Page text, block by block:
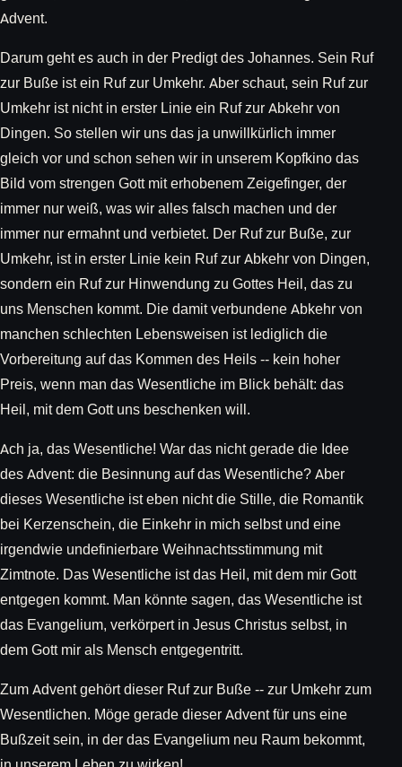
Advent.
Darum geht es auch in der Predigt des Johannes. Sein Ruf
zur Buße ist ein Ruf zur Umkehr. Aber schaut, sein Ruf zur
Umkehr ist nicht in erster Linie ein Ruf zur Abkehr von
Dingen. So stellen wir uns das ja unwillkürlich immer
gleich vor und schon sehen wir in unserem Kopfkino das
Bild vom strengen Gott mit erhobenem Zeigefinger, der
immer nur weiß, was wir alles falsch machen und der
immer nur ermahnt und verbietet. Der Ruf zur Buße, zur
Umkehr, ist in erster Linie kein Ruf zur Abkehr von Dingen,
sondern ein Ruf zur Hinwendung zu Gottes Heil, das zu
uns Menschen kommt. Die damit verbundene Abkehr von
manchen schlechten Lebensweisen ist lediglich die
Vorbereitung auf das Kommen des Heils -- kein hoher
Preis, wenn man das Wesentliche im Blick behält: das
Heil, mit dem Gott uns beschenken will.
Ach ja, das Wesentliche! War das nicht gerade die Idee
des Advent: die Besinnung auf das Wesentliche? Aber
dieses Wesentliche ist eben nicht die Stille, die Romantik
bei Kerzenschein, die Einkehr in mich selbst und eine
irgendwie undefinierbare Weihnachtsstimmung mit
Zimtnote. Das Wesentliche ist das Heil, mit dem mir Gott
entgegen kommt. Man könnte sagen, das Wesentliche ist
das Evangelium, verkörpert in Jesus Christus selbst, in
dem Gott mir als Mensch entgegentritt.
Zum Advent gehört dieser Ruf zur Buße -- zur Umkehr zum
Wesentlichen. Möge gerade dieser Advent für uns eine
Bußzeit sein, in der das Evangelium neu Raum bekommt,